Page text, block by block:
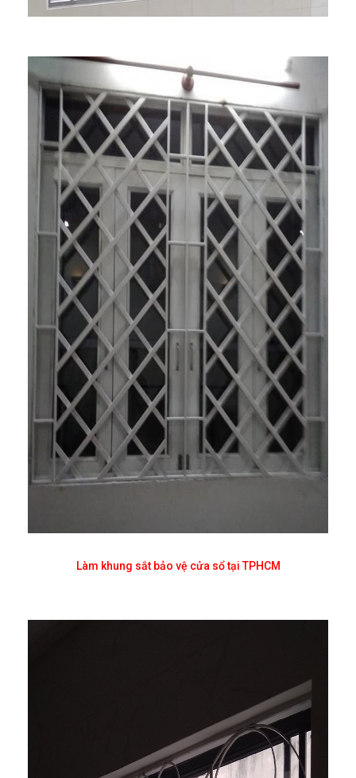
Làm khung sắt bảo vệ cửa sổ tại TPHCM